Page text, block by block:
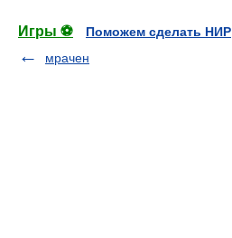
Игры ⚽
Поможем сделать НИР
мрачен